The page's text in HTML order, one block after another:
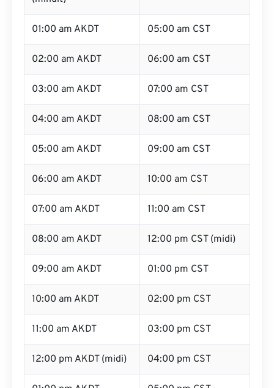
01:00 am AKDT 05:00 am CST
02:00 am AKDT 06:00 am CST
03:00 am AKDT 07:00 am CST
04:00 am AKDT 08:00 am CST
05:00 am AKDT 09:00 am CST
06:00 am AKDT 10:00 am CST
07:00 am AKDT 11:00 am CST
08:00 am AKDT 12:00 pm CST (midi)
09:00 am AKDT 01:00 pm CST
10:00 am AKDT 02:00 pm CST
11:00 am AKDT 03:00 pm CST
12:00 pm AKDT (midi) 04:00 pm CST